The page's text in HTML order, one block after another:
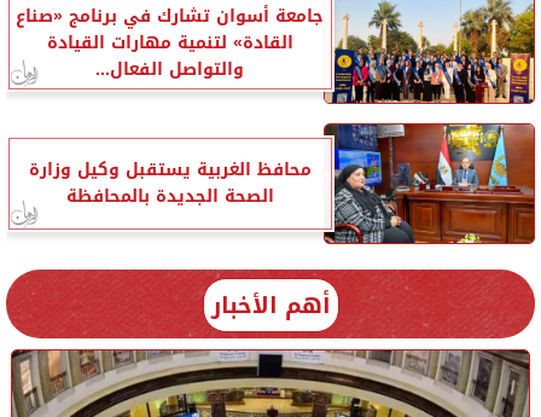
جامعة أسوان تشارك في برنامج «صناع
القادة» لتنمية مهارات القيادة
والتواصل الفعال...
محافظ الغربية يستقبل وكيل وزارة
الصحة الجديدة بالمحافظة
أهم الأخبار